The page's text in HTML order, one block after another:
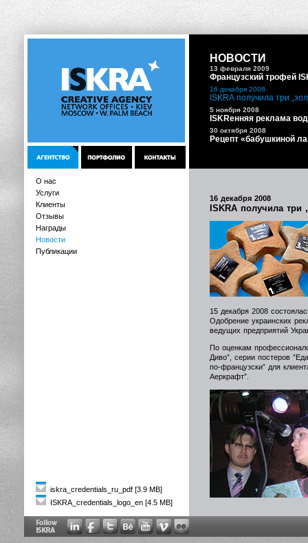
О нас
Услуги
Клиенты
Отзывы
Награды
Новости
Публикации
iskra_credentials_ru_pdf [3.9 MB]
ISKRA_credentials_logo_en [4.5 MB]
НОВОСТИ
13 февраля 2009
Французский трофей
16 декабря 2008
ISKRА получила три
5 ноября 2008
ISKRенняя реклама
30 октября 2008
Рецепт «бабушкиной
16 декабря 2008
ISKRА получила три
15 декабря 2008
Одобрение украинских
ведущих предприятий
По оценкам
Диво”, серии постеров
по-французски” для
Аеркрафт”.